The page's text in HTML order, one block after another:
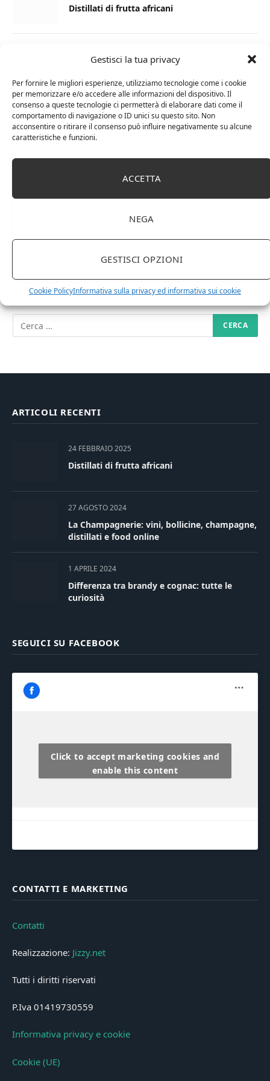
Gestisci la tua privacy
Per fornire le migliori esperienze, utilizziamo tecnologie come i cookie
per memorizzare e/o accedere alle informazioni del dispositivo. Il
consenso a queste tecnologie ci permetterà di elaborare dati come il
comportamento di navigazione o ID unici su questo sito. Non
acconsentire o ritirare il consenso può influire negativamente su alcune
caratteristiche e funzioni.
ACCETTA
NEGA
GESTISCI OPZIONI
Cookie PolicyInformativa sulla privacy ed informativa sui cookie
Distillati di frutta africani
La Champagnerie: vini, bollicine, champagne,
distillati e food online
1 APRILE 2024
Differenza tra brandy e cognac: tutte le
curiosità
irlandesi
RICERCA NEL SITO
ARTICOLI RECENTI
24 FEBBRAIO 2025
Distillati di frutta africani
27 AGOSTO 2024
La Champagnerie: vini, bollicine, champagne,
distillati e food online
1 APRILE 2024
Differenza tra brandy e cognac: tutte le
curiosità
SEGUICI SU FACEBOOK
Click to accept marketing cookies and
enable this content
CONTATTI E MARKETING
Contatti
Realizzazione: Jizzy.net
Tutti i diritti riservati
P.Iva 01419730559
Informativa privacy e cookie
Cookie (UE)